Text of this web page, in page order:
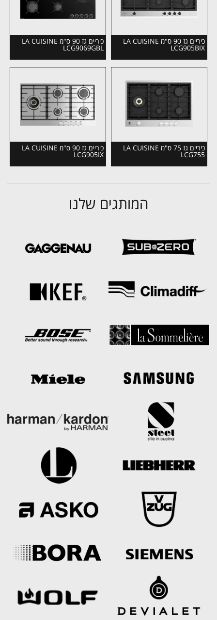
כיריים גז 90 ס"מ LA CUISINE
LCG905BIX
כיריים גז 90 ס"מ LA CUISINE
LCG9069GBL
כיריים גז 75 ס"מ LA CUISINE
LCG755
כיריים גז 90 ס"מ LA CUISINE
LCG905IX
המותגים שלנו